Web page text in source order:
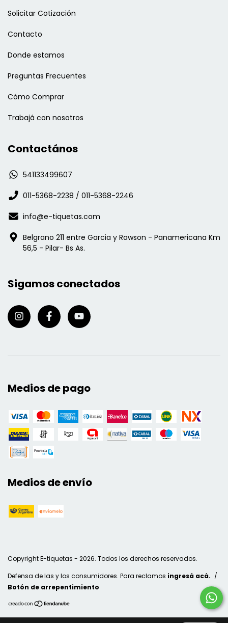
Solicitar Cotización
Contacto
Donde estamos
Preguntas Frecuentes
Cómo Comprar
Trabajá con nosotros
Contactános
541133499607
011-5368-2238 / 011-5368-2246
info@e-tiquetas.com
Belgrano 211 entre Garcia y Rawson - Panamericana Km
56,5 - Pilar- Bs As.
Sigamos conectados
Medios de pago
Medios de envío
Copyright E-tiquetas - 2026. Todos los derechos reservados.
Defensa de las y los consumidores. Para reclamos ingresá acá. /
Botón de arrepentimiento